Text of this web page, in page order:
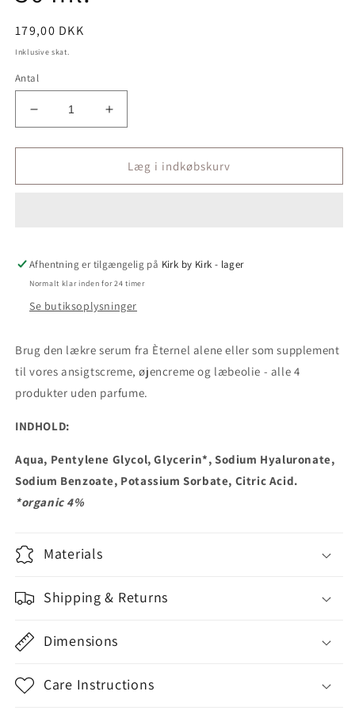
Normalpris
179,00 DKK
Inklusive skat.
Antal
Reducer
antallet
for
fra
parfume
-
Vegansk,
30
Øg
antallet
for
Serum
fra
parfume
-
Vegansk,
30
Læg i indkøbskurv
Afhentning er tilgængelig på Kirk by Kirk - lager
Normalt klar inden for 24 timer
Se butiksoplysninger
Brug den lækre serum fra Èternel alene eller som supplement
til vores ansigtscreme, øjencreme og læbeolie - alle 4
produkter uden parfume.
INDHOLD:
Aqua, Pentylene Glycol, Glycerin*, Sodium Hyaluronate,
Sodium Benzoate, Potassium Sorbate, Citric Acid.
*organic 4%
Materials
Shipping & Returns
Dimensions
Care Instructions